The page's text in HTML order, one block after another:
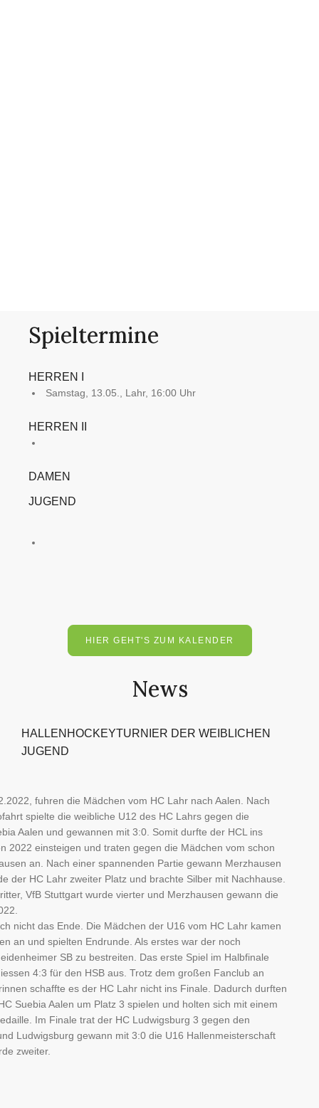
Spieltermine
HERREN I
Samstag, 13.05., Lahr, 16:00 Uhr
HERREN II
DAMEN
JUGEND
HIER GEHT'S ZUM KALENDER
News
HALLENHOCKEYTURNIER DER WEIBLICHEN
JUGEND
fuhren die Mädchen vom HC Lahr nach Aalen. Nach
spielte die weibliche U12 des HC Lahrs gegen die
Aalen und gewannen mit 3:0. Somit durfte der HCL ins
2022 einsteigen und traten gegen die Mädchen vom schon
an. Nach einer spannenden Partie gewann Merzhausen
der HC Lahr zweiter Platz und brachte Silber mit Nachhause.
VfB Stuttgart wurde vierter und Merzhausen gewann die
nicht das Ende. Die Mädchen der U16 vom HC Lahr kamen
an und spielten Endrunde. Als erstes war der noch
SB zu bestreiten. Das erste Spiel im Halbfinale
4:3 für den HSB aus. Trotz dem großen Fanclub an
schaffte es der HC Lahr nicht ins Finale. Dadurch durften
Suebia Aalen um Platz 3 spielen und holten sich mit einem
Im Finale trat der HC Ludwigsburg 3 gegen den
Ludwigsburg gewann mit 3:0 die U16 Hallenmeisterschaft
zweiter.